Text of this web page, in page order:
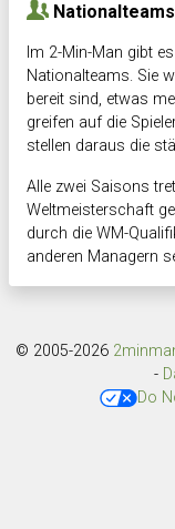
Im 2-Min-Man gibt
Nationalteams. Sie
bereit sind, etwas
greifen auf die
stellen daraus die
Alle zwei Saisons
Weltmeisterschaft
durch die WM-
anderen Managern
© 2005-2026
-
Do